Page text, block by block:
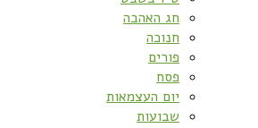
חג האהבה
חנוכה
פורים
פסח
יום העצמאות
שבועות